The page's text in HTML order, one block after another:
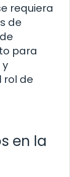
requiera
de
para
rol de
en la